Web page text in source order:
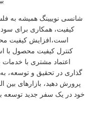
شانسی نوییینگ همیشه به
کیفیت، همکاری برای سود
است،افزایش کیفیت
کنترل کیفیت محصول با
اعتماد مشتری با خدمات
گذاری در تحقیق و توسعه،
پرورش دهید، بازارهای بین
خود در یک سفر جدید توسعه